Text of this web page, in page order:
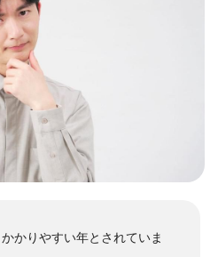
かりやすい年とされていま